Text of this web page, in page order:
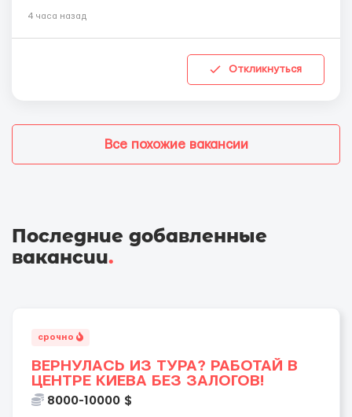
4 часа назад
Откликнуться
Все похожие вакансии
Последние добавленные
вакансии.
срочно
ВЕРНУЛАСЬ ИЗ ТУРА? РАБОТАЙ В
ЦЕНТРЕ КИЕВА БЕЗ ЗАЛОГОВ!
8000-10000 $